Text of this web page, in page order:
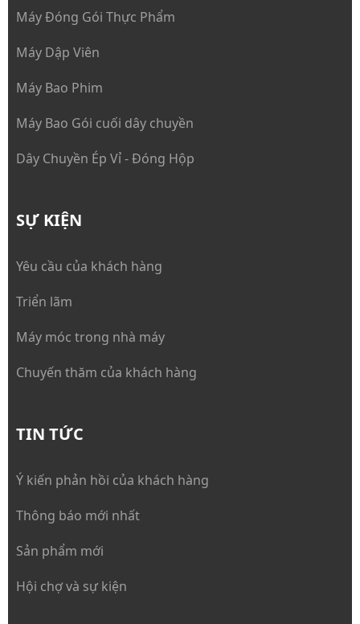
Máy Đóng Gói Thực Phẩm
Máy Dập Viên
Máy Bao Phim
Máy Bao Gói cuối dây chuyền
Dây Chuyền Ép Vỉ - Đóng Hộp
SỰ KIỆN
Yêu cầu của khách hàng
Triển lãm
Máy móc trong nhà máy
Chuyến thăm của khách hàng
TIN TỨC
Ý kiến phản hồi của khách hàng
Thông báo mới nhất
Sản phẩm mới
Hội chợ và sự kiện